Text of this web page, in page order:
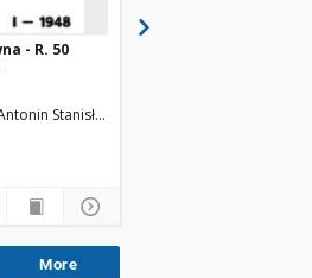
- R. 50
Stanisław (1871-1948). Red.
More